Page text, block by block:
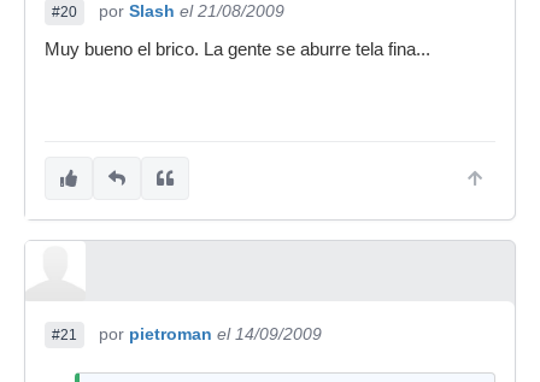
#20 por Slash el 21/08/2009
Muy bueno el brico. La gente se aburre tela fina...
#21 por pietroman el 14/09/2009